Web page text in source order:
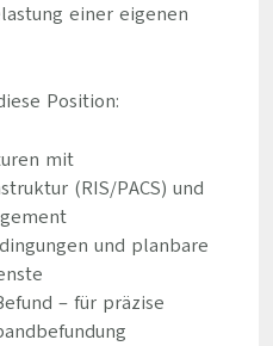
einer eigenen
Position:
mit
(RIS/PACS) und
und planbare
– für präzise